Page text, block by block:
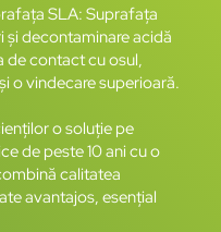
SLA: Suprafața
și decontaminare acidă
de contact cu osul,
o vindecare superioară.
o soluție pe
de peste 10 ani cu o
calitatea
avantajos, esențial